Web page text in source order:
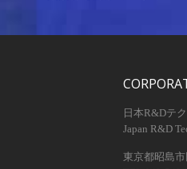
日本R&Dテ
Japan R&D
東京都昭島